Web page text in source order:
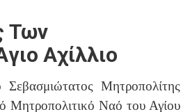
Των
Αχίλλιο
Μητροπολίτης
Μητροπολιτικό Ναό του Αγίου